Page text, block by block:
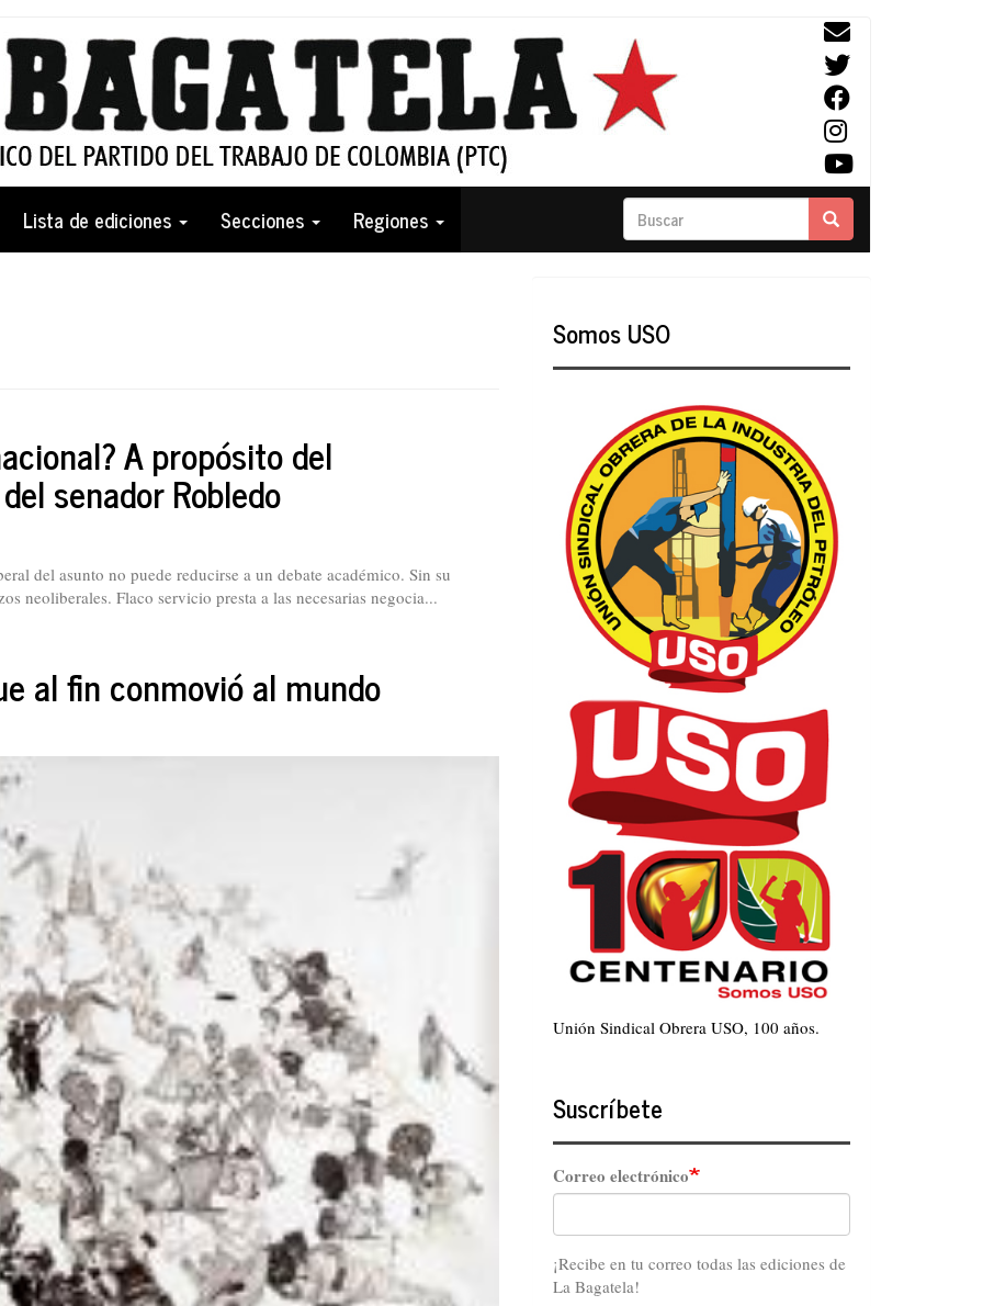
Lista de ediciones Secciones Regiones Buscar Buscar
A propósito del
senador Robledo
del asunto no puede reducirse a un debate académico. Sin su
neoliberales. Flaco servicio presta a las necesarias negocia...
al fin conmovió al mundo
Somos USO
Unión Sindical Obrera USO, 100 años.
Suscríbete
Correo electrónico
¡Recibe en tu correo todas las ediciones de
La Bagatela!